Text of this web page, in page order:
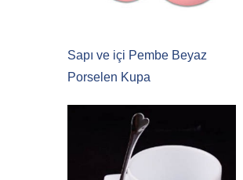
Sapı ve içi Pembe Beyaz
Porselen Kupa